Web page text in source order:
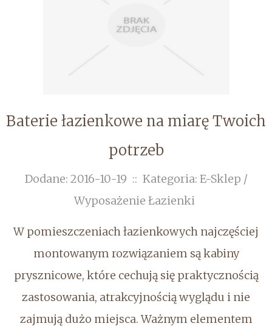
Baterie łazienkowe na miarę Twoich
potrzeb
Dodane: 2016-10-19 :: Kategoria: E-Sklep /
Wyposażenie Łazienki
W pomieszczeniach łazienkowych najczęściej
montowanym rozwiązaniem są kabiny
prysznicowe, które cechują się praktycznością
zastosowania, atrakcyjnością wyglądu i nie
zajmują dużo miejsca. Ważnym elementem